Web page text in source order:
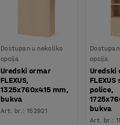
Dostupan u nekoliko
opcija
Uredski ormar
FLEXUS,
1325x760x415 mm,
bukva
Art. br.: 152921
opcija
Uredski
police,
bukva
Art. br.: